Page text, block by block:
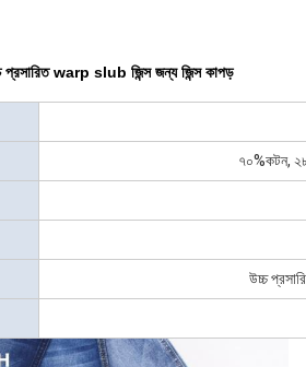
warp slub জিন্স জন্য জিন্স কাপড়
৭০%কটন,
উচ্চ